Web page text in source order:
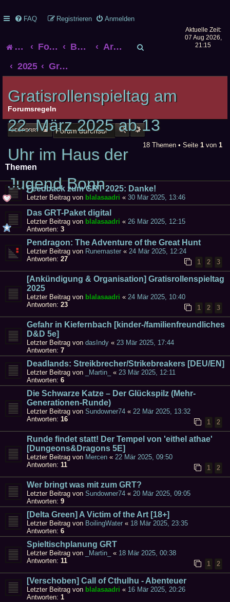
FAQ Anmelden
Registrieren
Startseite
Foren-Übersicht Bonner Rollenspieltreff
Archiv alter Treffen
2025
Gratisrollenspieltag am 22. März 2025 ab 13 Uhr im Haus der Jugend Bonn
h
e
Aktuelle Zeit:
07 Aug 2026,
21:15
Gratisrollenspieltag am
22. März 2025 ab 13
Uhr im Haus der
Jugend Bonn
Forumsregeln
GESPERRT SUCHEERWEITERTE SUCHE
18 Themen • Seite 1 von 1
Themen
Feedback zum GRT 2025: Danke!
Letzter Beitrag von blalasaadri « 30 Mär 2025, 13:46
Das GRT-Paket digital
Letzter Beitrag von blalasaadri « 26 Mär 2025, 12:15
Antworten: 3
Pendragon: The Adventure of the Great Hunt
Letzter Beitrag von Runemaster « 24 Mär 2025, 12:24
Antworten: 27 1 2 3
[Ankündigung & Organisation] Gratisrollenspieltag
2025
Letzter Beitrag von blalasaadri « 24 Mär 2025, 10:40
Antworten: 23 1 2 3
Gefahr in Kiefernbach [kinder-/familienfreundliches
D&D 5e]
Letzter Beitrag von dasIndy « 23 Mär 2025, 17:44
Antworten: 7
Deadlands: Streikbrecher/Strikebreakers [DEU/EN]
Letzter Beitrag von _Martin_ « 23 Mär 2025, 12:11
Antworten: 6
Die Schwarze Katze – Der Glückspilz (Mehr-
Generationen-Runde)
Letzter Beitrag von Sundowner74 « 22 Mär 2025, 13:32
Antworten: 16 1 2
Runde findet statt! Der Tempel von 'eithel athae'
[Dungeons&Dragons 5E]
Letzter Beitrag von Mercen « 22 Mär 2025, 09:50
Antworten: 11 1 2
Wer bringt was mit zum GRT?
Letzter Beitrag von Sundowner74 « 20 Mär 2025, 09:05
Antworten: 9
[Delta Green] A Victim of the Art [18+]
Letzter Beitrag von BoilingWater « 18 Mär 2025, 23:35
Antworten: 6
Spieltischplanung GRT
Letzter Beitrag von _Martin_ « 18 Mär 2025, 00:38
Antworten: 11 1 2
[Verschoben] Call of Cthulhu - Abenteuer
Letzter Beitrag von blalasaadri « 16 Mär 2025, 20:26
Antworten: 1